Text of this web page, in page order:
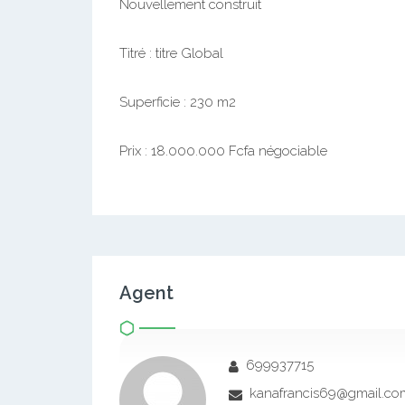
Nouvellement construit
Titré : titre Global
Superficie : 230 m2
Prix : 18.000.000 Fcfa négociable
Agent
699937715